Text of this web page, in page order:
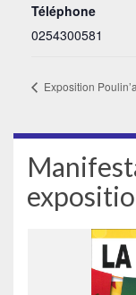
Téléphone
0254300581
Exposition